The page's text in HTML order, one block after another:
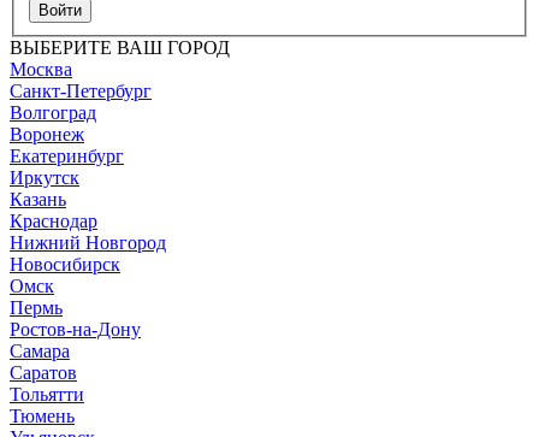
Войти
ВЫБЕРИТЕ ВАШ ГОРОД
Москва
Санкт-Петербург
Волгоград
Воронеж
Екатеринбург
Иркутск
Казань
Краснодар
Нижний Новгород
Новосибирск
Омск
Пермь
Ростов-на-Дону
Самара
Саратов
Тольятти
Тюмень